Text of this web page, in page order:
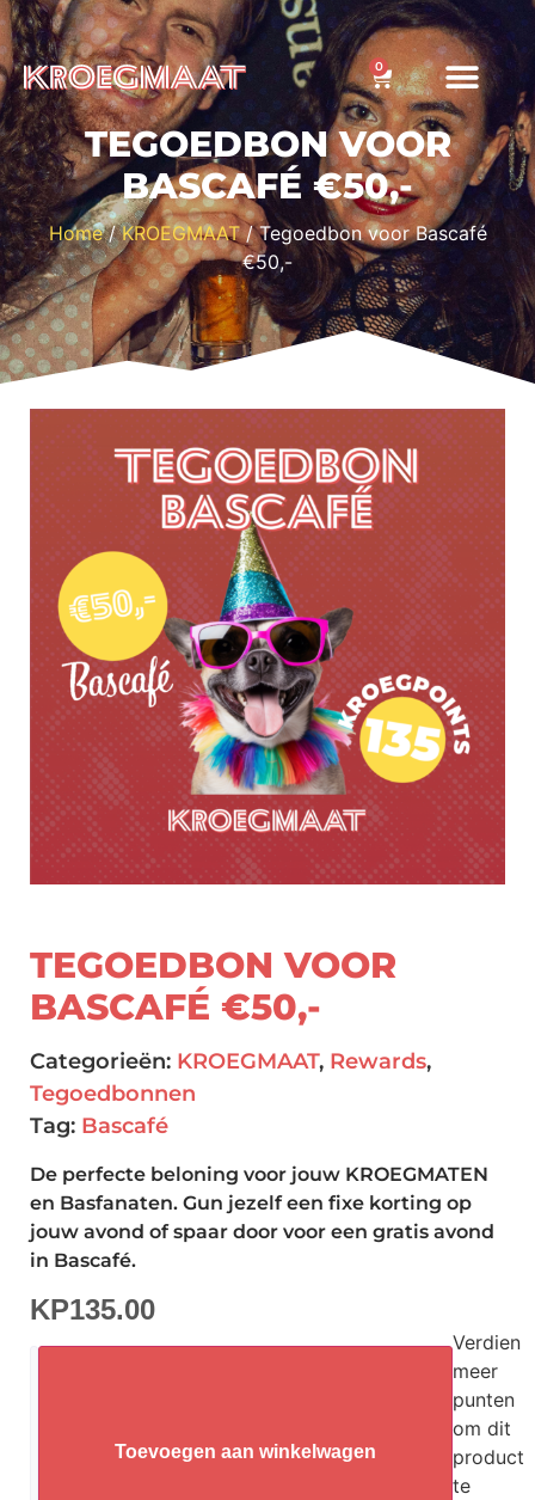
0
TEGOEDBON VOOR
BASCAFÉ €50,-
Home/KROEGMAAT/ Tegoedbon voor Bascafé
€50,-
TEGOEDBON VOOR
BASCAFÉ €50,-
Categorieën: KROEGMAAT, Rewards,
Tegoedbonnen
Tag: Bascafé
De perfecte beloning voor jouw KROEGMATEN
en Basfanaten. Gun jezelf een fixe korting op
jouw avond of spaar door voor een gratis avond
in Bascafé.
KP135.00
Toevoegen aan winkelwagen
Verdien
meer
punten
om dit
product
te